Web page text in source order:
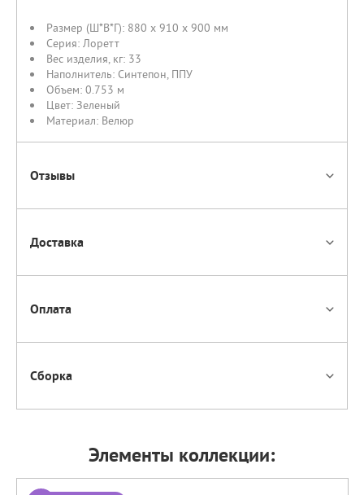
Размер (Ш*В*Г): 880 x 910 x 900 мм
Серия: Лоретт
Вес изделия, кг: 33
Наполнитель: Синтепон, ППУ
Объем: 0.753 м
Цвет: Зеленый
Материал: Велюр
Отзывы
Доставка
Оплата
Сборка
Элементы коллекции: